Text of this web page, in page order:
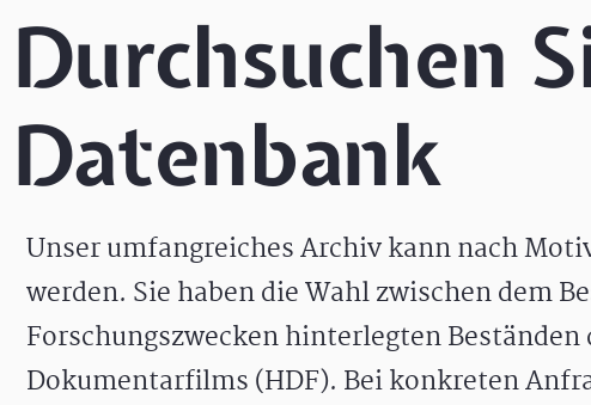
Durchsuchen
Datenbank
Unser umfangreiches Archiv kann nach
werden. Sie haben die Wahl zwischen dem
Forschungszwecken hinterlegten
Dokumentarfilms (HDF). Bei konkreten